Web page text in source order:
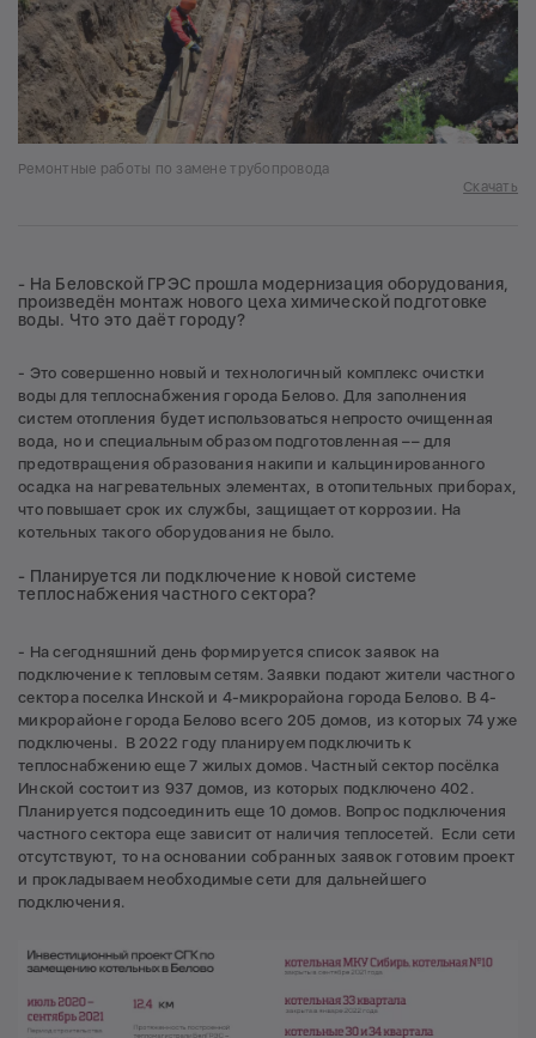
Ремонтные работы по замене трубопровода
Скачать
- На Беловской ГРЭС прошла модернизация оборудования,
произведён монтаж нового цеха химической подготовке
воды. Что это даёт городу?
- Это совершенно новый и технологичный комплекс очистки
воды для теплоснабжения города Белово. Для заполнения
систем отопления будет использоваться непросто очищенная
вода, но и специальным образом подготовленная –– для
предотвращения образования накипи и кальцинированного
осадка на нагревательных элементах, в отопительных приборах,
что повышает срок их службы, защищает от коррозии. На
котельных такого оборудования не было.
- Планируется ли подключение к новой системе
теплоснабжения частного сектора?
- На сегодняшний день формируется список заявок на
подключение к тепловым сетям. Заявки подают жители частного
сектора поселка Инской и 4-микрорайона города Белово. В 4-
микрорайоне города Белово всего 205 домов, из которых 74 уже
подключены. В 2022 году планируем подключить к
теплоснабжению еще 7 жилых домов. Частный сектор посёлка
Инской состоит из 937 домов, из которых подключено 402.
Планируется подсоединить еще 10 домов. Вопрос подключения
частного сектора еще зависит от наличия теплосетей. Если сети
отсутствуют, то на основании собранных заявок готовим проект
и прокладываем необходимые сети для дальнейшего
подключения.